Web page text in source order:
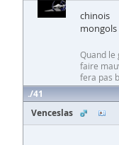
chinois
mongols
Quand le
faire
fera pas
41
Venceslas